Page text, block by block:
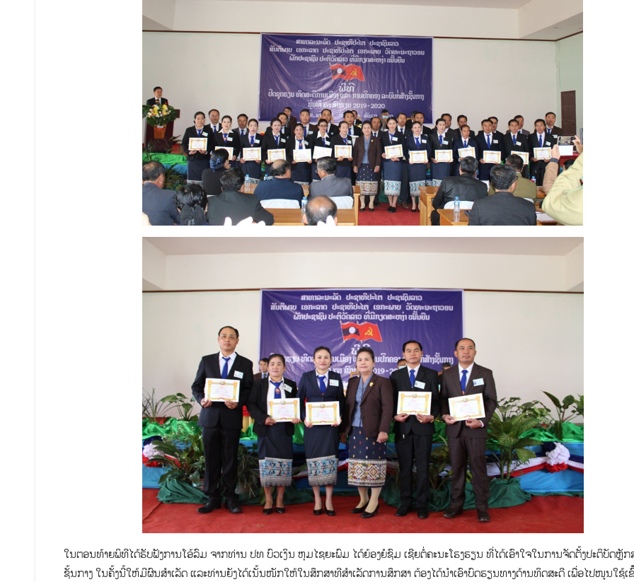
ໃນຕອນທ້າຍພິທີໄດ້ຮັບຟັງການໂອ້ລົມ ຈາກທ່ານ ປທ ບົວເງິນ ຫຸມໄຊຍະພົມ ໄດ້ຍ້ອງຍໍຊົມ ເຊີຍຕໍ່ຄະນະໂຮງຮຽນ ທີ່ໄດ້ເອົາໃຈໃນການຈັດຕັ້ງປະຕິບັດຫຼັກ
ຊັ້ນກາງ ໃນຄັ້ງນີ້ໃຫ້ມີຜົນສຳເລັດ ແລະທ່ານຍັງໄດ້ເນັ້ນໜັກໃຫ້ໃນສຶກສາທີສຳເລັດການສຶກສາ ຕ້ອງໄດ້ນຳເອົາບົດຮຽນທາງດ້ານທິດສະດີ ເພື່ອໄປໜູນໃຊ້ເ